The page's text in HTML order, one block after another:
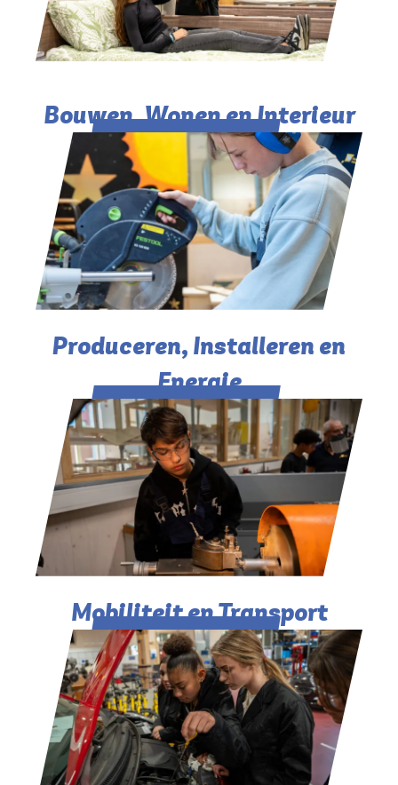
Bouwen, Wonen en Interieur​
Produceren, Installeren en
Energie​
Mobiliteit en Transport​